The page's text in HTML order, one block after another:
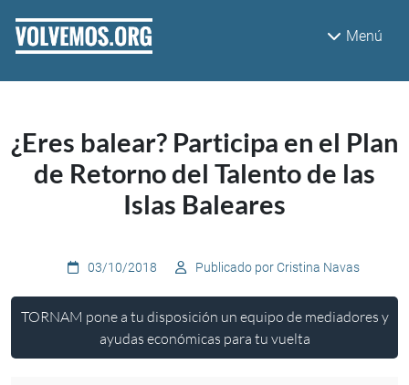
Menú
¿Eres balear? Participa en el Plan
de Retorno del Talento de las
Islas Baleares
03/10/2018 Publicado por Cristina Navas
TORNAM pone a tu disposición un equipo de mediadores y
ayudas económicas para tu vuelta